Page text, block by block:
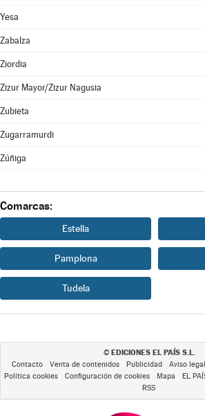
Yesa
Zabalza
Ziordia
Zizur Mayor/Zizur Nagusia
Zubieta
Zugarramurdi
Zúñiga
Comarcas:
Estella
Pamplona
Tudela
© EDICIONES EL PAÍS S.L.
Contacto Venta de contenidos Publicidad Aviso legal
Política cookies
Configuración de cookies Mapa EL
RSS